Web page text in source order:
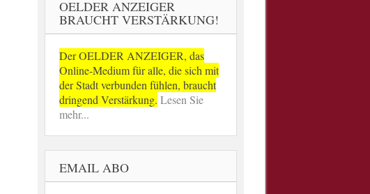
OELDER ANZEIGER
BRAUCHT VERSTÄRKUNG!
Der OELDER ANZEIGER, das
Online-Medium für alle, die sich mit
der Stadt verbunden fühlen, braucht
dringend Verstärkung. Lesen Sie
mehr...
EMAIL ABO